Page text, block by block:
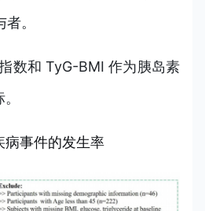
。
数和 TyG-BMI 作为胰岛素
病事件的发生率